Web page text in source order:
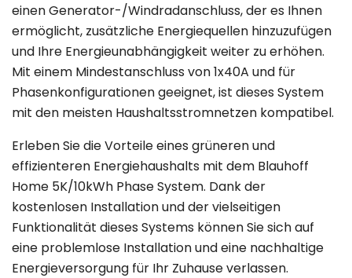
einen Generator-/Windradanschluss, der es Ihnen
ermöglicht, zusätzliche Energiequellen hinzuzufügen
und Ihre Energieunabhängigkeit weiter zu erhöhen.
Mit einem Mindestanschluss von 1x40A und für
Phasenkonfigurationen geeignet, ist dieses System
mit den meisten Haushaltsstromnetzen kompatibel.
Erleben Sie die Vorteile eines grüneren und
effizienteren Energiehaushalts mit dem Blauhoff
Home 5K/10kWh Phase System. Dank der
kostenlosen Installation und der vielseitigen
Funktionalität dieses Systems können Sie sich auf
eine problemlose Installation und eine nachhaltige
Energieversorgung für Ihr Zuhause verlassen.